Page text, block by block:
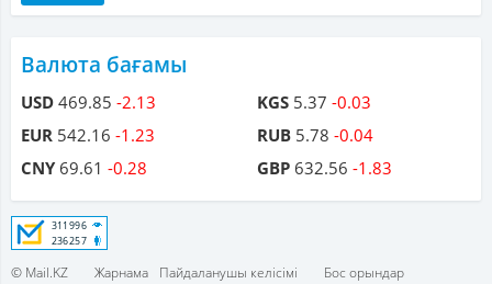
Валюта бағамы
USD 469.85 -2.13
EUR 542.16 -1.23
CNY69.61 -0.28
KGS 5.37 -0.03
RUB 5.78 -0.04
GBP 632.56 -1.83
© Mail.KZ Жарнама Пайдаланушы келісімі Бос орындар